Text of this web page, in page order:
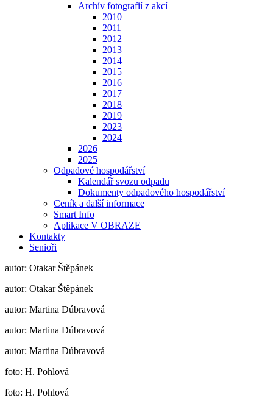
Archív fotografií z akcí
2010
2011
2012
2013
2014
2015
2016
2017
2018
2019
2023
2024
2026
2025
Odpadové hospodářství
Kalendář svozu odpadu
Dokumenty odpadového hospodářství
Ceník a další informace
Smart Info
Aplikace V OBRAZE
Kontakty
Senioři
autor: Otakar Štěpánek
autor: Otakar Štěpánek
autor: Martina Dúbravová
autor: Martina Dúbravová
autor: Martina Dúbravová
foto: H. Pohlová
foto: H. Pohlová